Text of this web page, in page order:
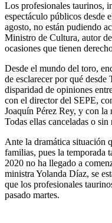
Los profesionales taurinos,
espectáculo públicos desde
agosto, no están pudiendo
Ministro de Cultura, autor
ocasiones que tienen
Desde el mundo del toro,
de esclarecer por qué desde
disparidad de opiniones
con el director del SEPE,
Joaquín Pérez Rey, y con
Todas ellas canceladas o sin
Ante la dramática situación
familias, pues la temporada
2020 no ha llegado a
ministra Yolanda Díaz, se
que los profesionales
pasado martes.